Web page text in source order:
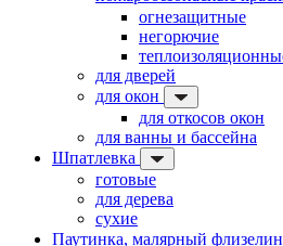
огнезащитные
негорючие
для дверей
для окон
для откосов окон
для ванны и бассейна
Шпатлевка
готовые
для дерева
сухие
Паутинка, малярный